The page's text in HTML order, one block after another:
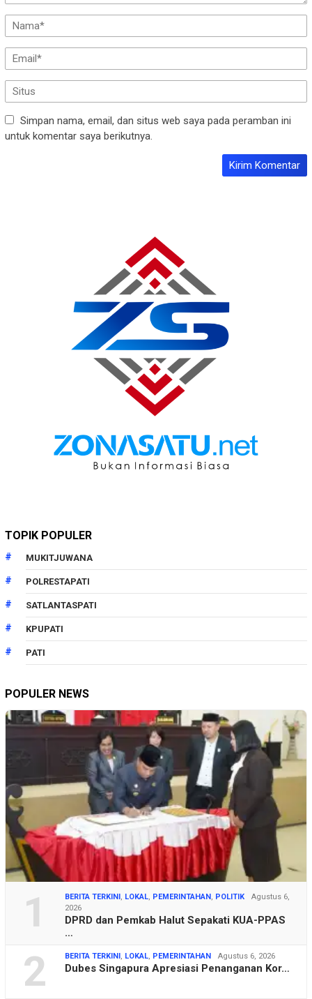
Simpan nama, email, dan situs web saya pada peramban ini
untuk komentar saya berikutnya.
TOPIK POPULER
MUKITJUWANA
POLRESTAPATI
SATLANTASPATI
KPUPATI
PATI
POPULER NEWS
1 BERITA TERKINI LOKAL PEMERINTAHAN POLITIK
Agustus 6,
2026
DPRD dan Pemkab Halut Sepakati KUA-PPAS
…
2 BERITA TERKINI LOKAL PEMERINTAHAN Agustus 6, 2026
Dubes Singapura Apresiasi Penanganan Kor…